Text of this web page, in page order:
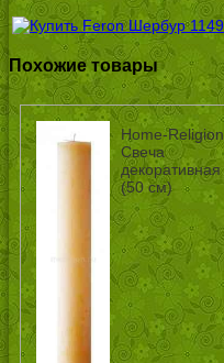
Похожие товары
Home-Religion
Свеча
декоративная
(50 см)